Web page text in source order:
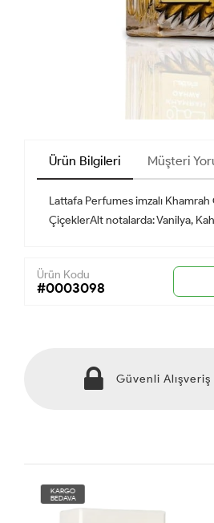
Ürün Bilgileri Müşteri
Lattafa Perfumes imzalı
ÇiçeklerAlt notalarda: Vanilya,
Ürün Kodu
#0003098
Güvenli Alışveriş
KARGO
BEDAVA